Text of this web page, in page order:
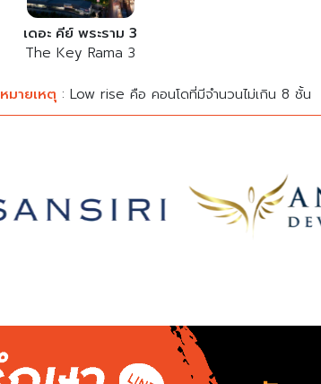
เดอะ คีย์ พระราม 3
The Key Rama 3
หมายเหตุ : Low rise คือ คอนโดที่มีจำนวนไม่เกิน 8 ชั้น